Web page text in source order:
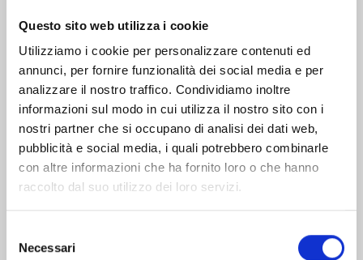
Questo sito web utilizza i cookie
Utilizziamo i cookie per personalizzare contenuti ed
annunci, per fornire funzionalità dei social media e per
analizzare il nostro traffico. Condividiamo inoltre
informazioni sul modo in cui utilizza il nostro sito con i
nostri partner che si occupano di analisi dei dati web,
pubblicità e social media, i quali potrebbero combinarle
con altre informazioni che ha fornito loro o che hanno
raccolto dal suo utilizzo dei loro servizi.
Necessari
Riduci al minimo i rischi di interruzione imprevista
dei processi operativi
Scopri di più